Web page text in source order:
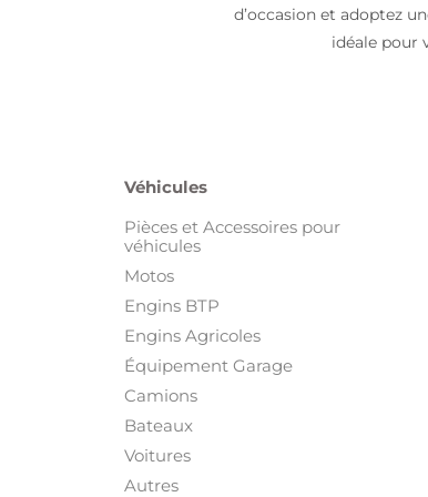
d’occasion et adoptez
idéale pour
Véhicules
Pièces et Accessoires pour
véhicules
Motos
Engins BTP
Engins Agricoles
Équipement Garage
Camions
Bateaux
Voitures
Autres